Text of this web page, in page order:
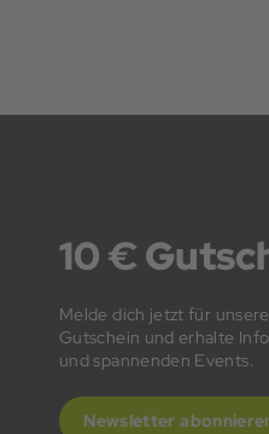
10 €
Melde dich jetzt für
Gutschein und erhalte
und spannenden Events.
Newsletter